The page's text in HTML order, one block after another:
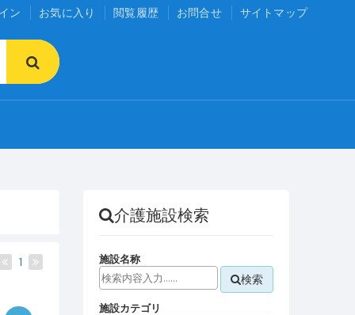
ン お気に入り 閲覧履歴 お問合せ サイトマップ
1
介護施設検索
施設名称
検索
施設カテゴリ